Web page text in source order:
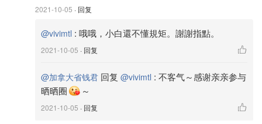
2021-10-05 · 回复
@vivimtl : 哦哦，小白還不懂規矩。謝謝指點。
2021-10-05 · 回复
@加拿大省钱君 回复 @vivimtl : 不客气～感谢亲亲参与
晒晒圈
～
2021-10-05 · 回复